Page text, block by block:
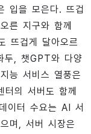
입을 모은다. 뜨겁
른 지구와 함께
뜨겁게 달아오르
두, 챗GPT와 다양
능 서비스 열풍은
터의 서버도 함께
이터 수요는 AI 서
며, 서버 시장은